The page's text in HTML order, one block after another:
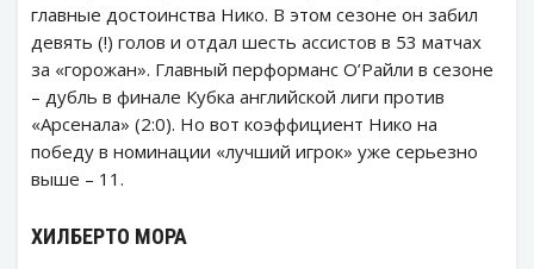
главные достоинства Нико. В этом сезоне он забил
девять (!) голов и отдал шесть ассистов в 53 матчах
за «горожан». Главный перформанс О’Райли в сезоне
– дубль в финале Кубка английской лиги против
«Арсенала» (2:0). Но вот коэффициент Нико на
победу в номинации «лучший игрок» уже серьезно
выше – 11.
ХИЛБЕРТО МОРА